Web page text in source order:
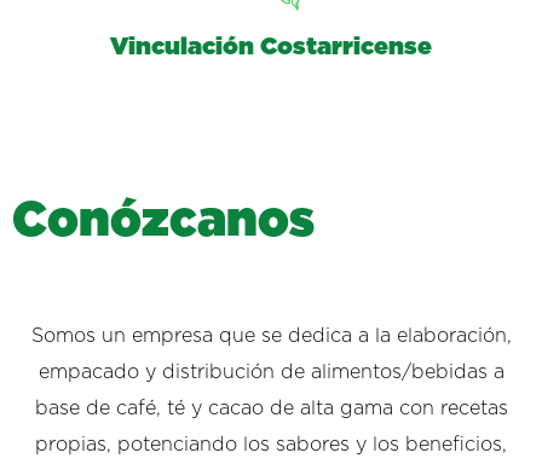
Vinculación Costarricense
Conózcanos
Somos un empresa que se dedica a la elaboración,
empacado y distribución de alimentos/bebidas a
base de café, té y cacao de alta gama con recetas
propias, potenciando los sabores y los beneficios,